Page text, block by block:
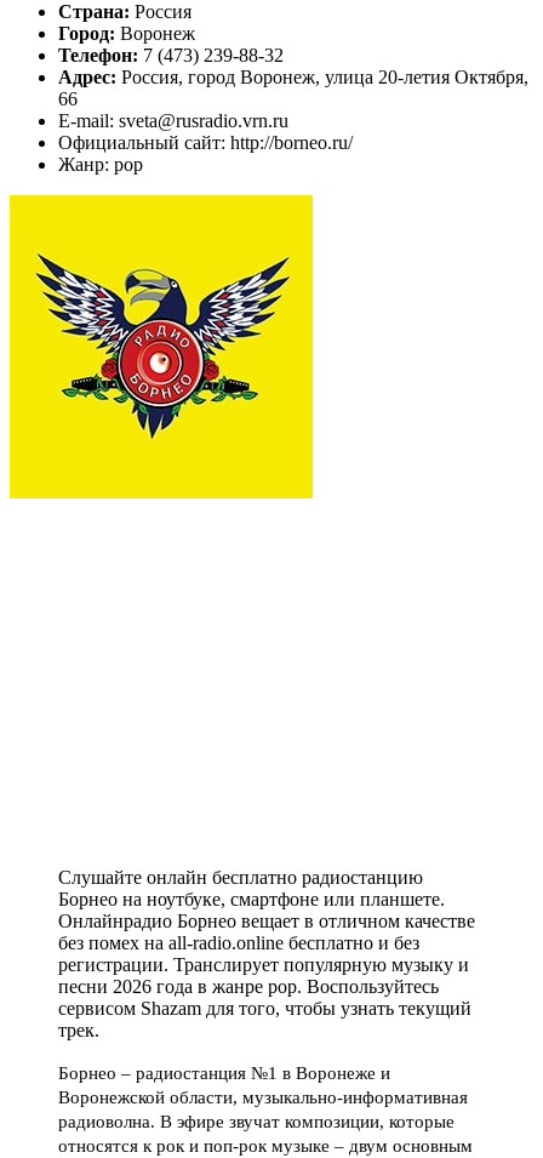
Страна: Россия
Город: Воронеж
Телефон: 7 (473) 239-88-32
Адрес: Россия, город Воронеж, улица 20-летия Октября,
66
E-mail: sveta@rusradio.vrn.ru
Официальный сайт: http://borneo.ru/
Жанр: pop
Слушайте онлайн бесплатно радиостанцию
Борнео на ноутбуке, смартфоне или планшете.
Онлайнрадио Борнео вещает в отличном качестве
без помех на all-radio.online бесплатно и без
регистрации. Транслирует популярную музыку и
песни 2026 года в жанре pop. Воспользуйтесь
сервисом Shazam для того, чтобы узнать текущий
трек.
Борнео – радиостанция №1 в Воронеже и
Воронежской области, музыкально-информативная
радиоволна. В эфире звучат композиции, которые
относятся к рок и поп-рок музыке – двум основным